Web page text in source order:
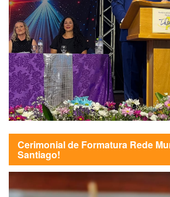
Cerimonial de Formatura Rede
Santiago!